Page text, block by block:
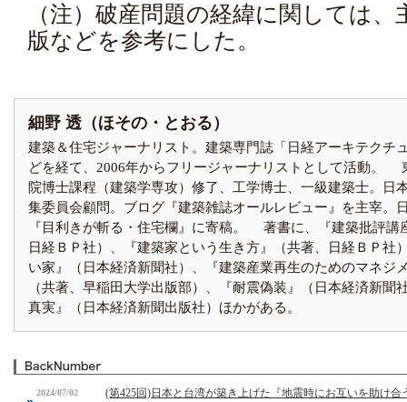
（注）破産問題の経緯に関しては
版などを参考にした。
細野 透（ほその・とおる）
建築＆住宅ジャーナリスト。建築専門誌「日経アーキテクチ
どを経て、2006年からフリージャーナリストとして活動。
院博士課程（建築学専攻）修了、工学博士、一級建築士。日
集委員会顧問。ブログ『建築雑誌オールレビュー』を主宰。
『目利きが斬る・住宅欄』に寄稿。 著書に、『建築批評講
日経ＢＰ社）、『建築家という生き方』（共著、日経ＢＰ社
い家』（日本経済新聞社）、『建築産業再生のためのマネジ
（共著、早稲田大学出版部）、『耐震偽装』（日本経済新聞
真実』（日本経済新聞出版社）ほかがある。
2024/07/02
(第425回)日本と台湾が築き上げた『地震時にお互いを助け